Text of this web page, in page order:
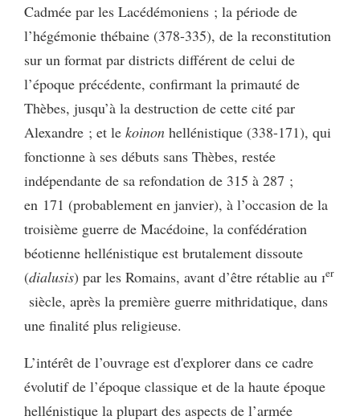
Cadmée par les Lacédémoniens ; la période de
l’hégémonie thébaine (378-335), de la reconstitution
sur un format par districts différent de celui de
l’époque précédente, confirmant la primauté de
Thèbes, jusqu’à la destruction de cette cité par
Alexandre ; et le koinon hellénistique (338-171), qui
fonctionne à ses débuts sans Thèbes, restée
indépendante de sa refondation de 315 à 287 ;
en 171 (probablement en janvier), à l’occasion de la
troisième guerre de Macédoine, la confédération
béotienne hellénistique est brutalement dissoute
(dialusis) par les Romains, avant d’être rétablie au ier
siècle, après la première guerre mithridatique, dans
une finalité plus religieuse.
L’intérêt de l’ouvrage est d'explorer dans ce cadre
évolutif de l’époque classique et de la haute époque
hellénistique la plupart des aspects de l’armée